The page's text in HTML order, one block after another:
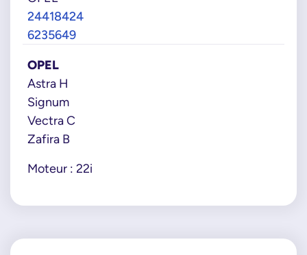
24418424
6235649
OPEL
Astra H
Signum
Vectra C
Zafira B
Moteur : 22i